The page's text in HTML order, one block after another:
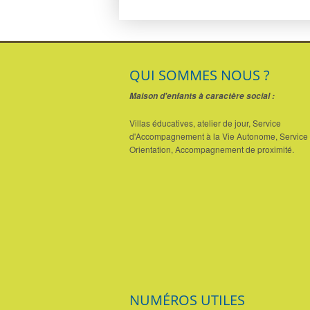
QUI SOMMES NOUS ?
Maison d'enfants à caractère social :
Villas éducatives, atelier de jour, Service
d'Accompagnement à la Vie Autonome, Service
Orientation, Accompagnement de proximité.
NUMÉROS UTILES